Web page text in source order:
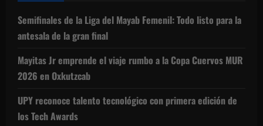
Semifinales de la Liga del Mayab Femenil: Todo listo para la
antesala de la gran final
Mayitas Jr emprende el viaje rumbo a la Copa Cuervos MUR
2026 en Oxkutzcab
UPY reconoce talento tecnológico con primera edición de
los Tech Awards